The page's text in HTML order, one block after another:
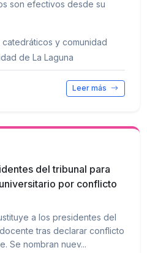
son efectivos desde su
y comunidad
de La Laguna
Leer más
del tribunal para
por conflicto
a los presidentes del
tras declarar conflicto
Se nombran nuev...